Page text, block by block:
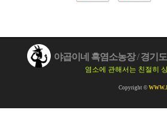
야곱이네 흑염소농장/경기
염소에 관해서는 친절히
Copyright ©